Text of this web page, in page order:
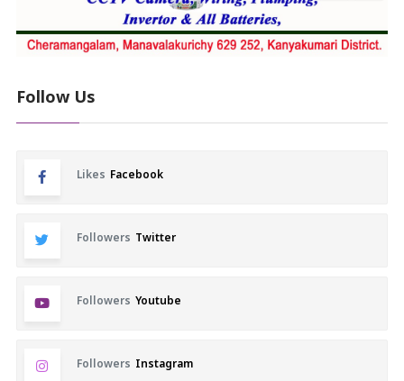
Follow Us
Likes Facebook
Followers Twitter
Followers Youtube
Followers Instagram